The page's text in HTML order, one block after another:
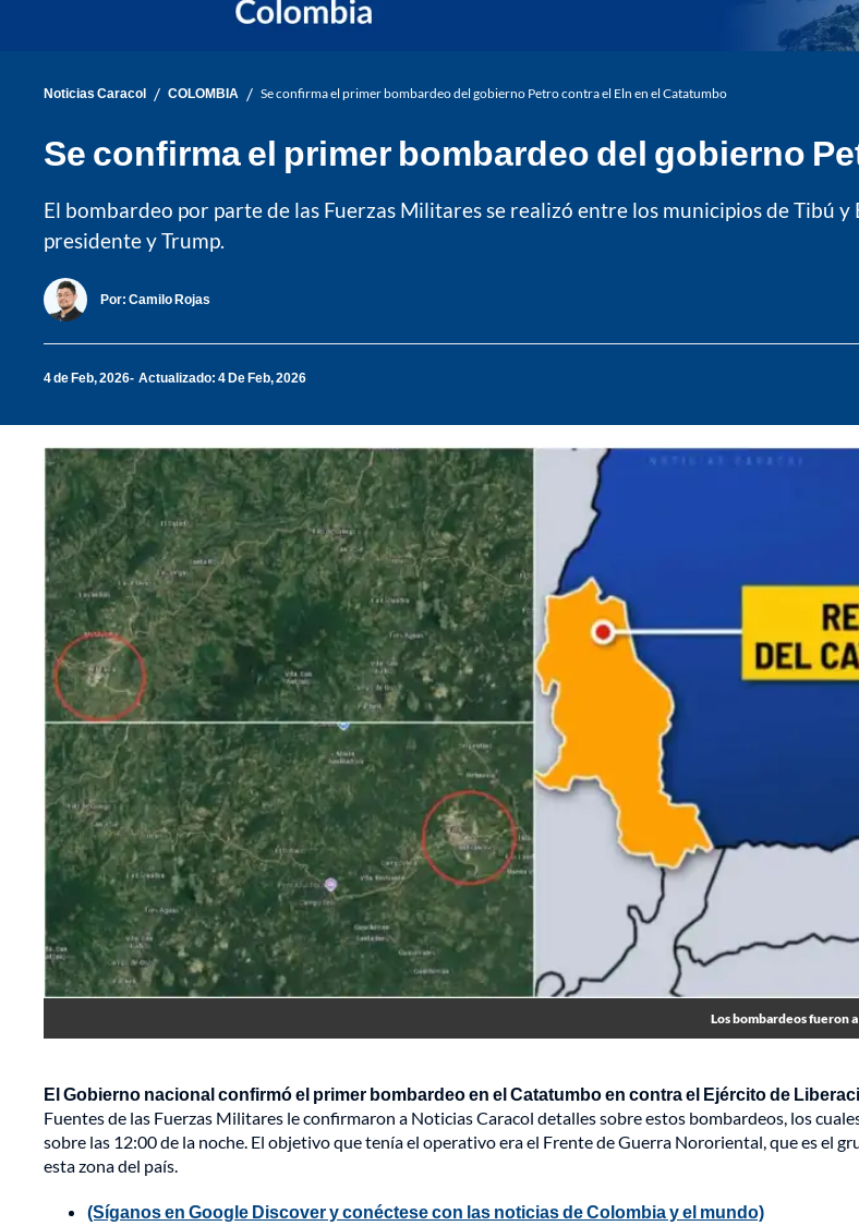
Noticias Caracol / COLOMBIA / Se confirma el primer bombardeo del gobierno Petro contra el Eln en el Catatumbo
Se confirma el primer bombardeo del gobierno
El bombardeo por parte de las Fuerzas Militares se realizó entre los municipios de Tibú
presidente y Trump.
Por: Camilo Rojas
4 de Feb, 2026 Actualizado: 4 De Feb, 2026
Los bombardeos fueron a
El Gobierno nacional confirmó el primer bombardeo en el Catatumbo en contra el Ejército de
Fuentes de las Fuerzas Militares le confirmaron a Noticias Caracol detalles sobre estos bombardeos, los
sobre las 12:00 de la noche. El objetivo que tenía el operativo era el Frente de Guerra Nororiental, que es el
esta zona del país.
(Síganos en Google Discover y conéctese con las noticias de Colombia y el mundo)